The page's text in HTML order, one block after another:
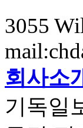
3055
회사소
기독일